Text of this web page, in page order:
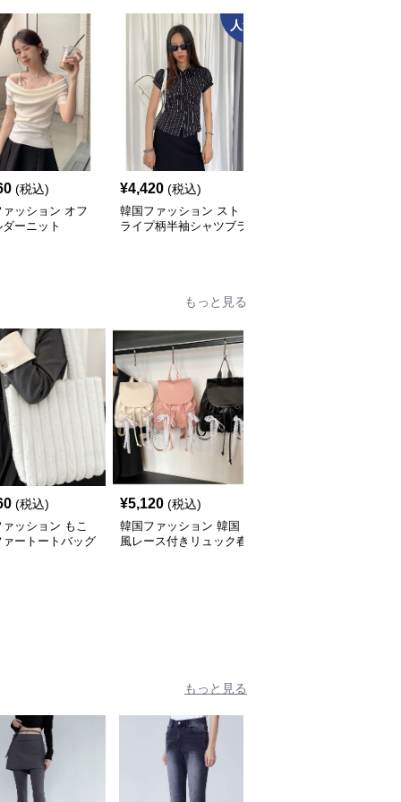
(税込)
ッション オフ
ーニット
人気
¥4,420 (税込)
韓国ファッション スト
ライプ柄半袖シャツブラ
もっと見る
(税込)
ッション もこ
ァートートバッグ
¥5,120 (税込)
韓国ファッション 韓国
風レース付きリュック春
もっと見る